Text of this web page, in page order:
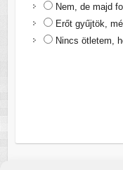
Nem, de majd
Erőt gyűjtök,
Nincs ötletem,